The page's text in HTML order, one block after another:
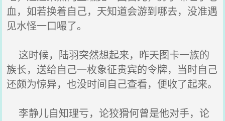
血，如若换着自己，天知道会游到哪去，没准遇
见水怪一口嘬了。
这时候，陆羽突然想起来，昨天图卡一族的
族长，送给自己一枚象征贵宾的令牌，当时自己
还颇为惊异，也没时间自己查看，便收了起来。
李静儿自知理亏，论狡猾何曾是他对手，论